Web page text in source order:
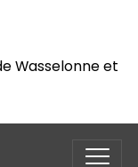
Wasselonne et